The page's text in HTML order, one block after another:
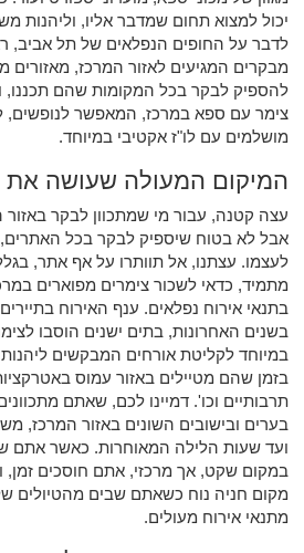
יכול למצוא תחום שמדבר אליו, וליהנות
לדבר על החופים הנפלאים של תל אביב,
מבקרים המגיעים לאזור המרכז, מאזורים
להספיק לבקר בכל המקומות שהם תכננו,
צימר עם ספא במרכז, המאפשר לנופשים,
מושלמים עם לו"ז אקטיבי במיוחד.
המיקום המעולה שעושה
עצה קטנה, עבור מי שמתכוון לבקר
אבל לא בטוח שיספיק לבקר בכל
לעצמו. עצתנו, אל תוותרו על אף אתר,
מתמיד, כדאי לשכור צימרים מפוארים
בתנאי אירוח נפלאים. ענף האירוח
בשנים האחרונות, בתים ישנים הוסבו
במיוחד לקליטת אורחים המבקשים ליהנות
בזמן שהם מטיילים באזור עמוס
תרבותיים וכו'. דמיינו לכם, שאתם
בערים ובישובים השונים באזור המרכז,
ועד שעות הלילה המאוחרות. כאשר אתם
במקום שקט, אך מרכזי, אתם חוסכים זמן,
מקום חניה נוח כשאתם שבים מהטיולים
מתנאי אירוח מעולים.